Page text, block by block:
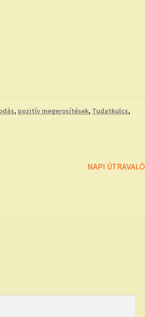
, pozitív megerosítések, Tudatkulcs,
Next
NAPI ÚTRAVALÓ